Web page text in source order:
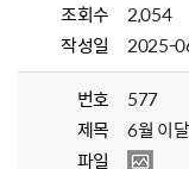
조회수
2,054
작성일
2025-
번호
577
제목
6월 이
파일